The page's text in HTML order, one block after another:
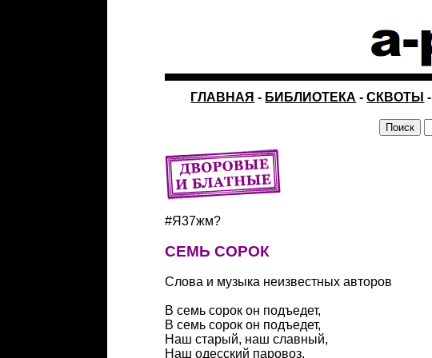
ГЛАВНАЯ - БИБЛИОТЕКА -СКВОТЫ -
#Я37жм?
СЕМЬ СОРОК
Слова и музыка неизвестных авторов
В семь сорок он подъедет,
В семь сорок он подъедет,
Наш старый, наш славный,
Наш одесский паровоз.